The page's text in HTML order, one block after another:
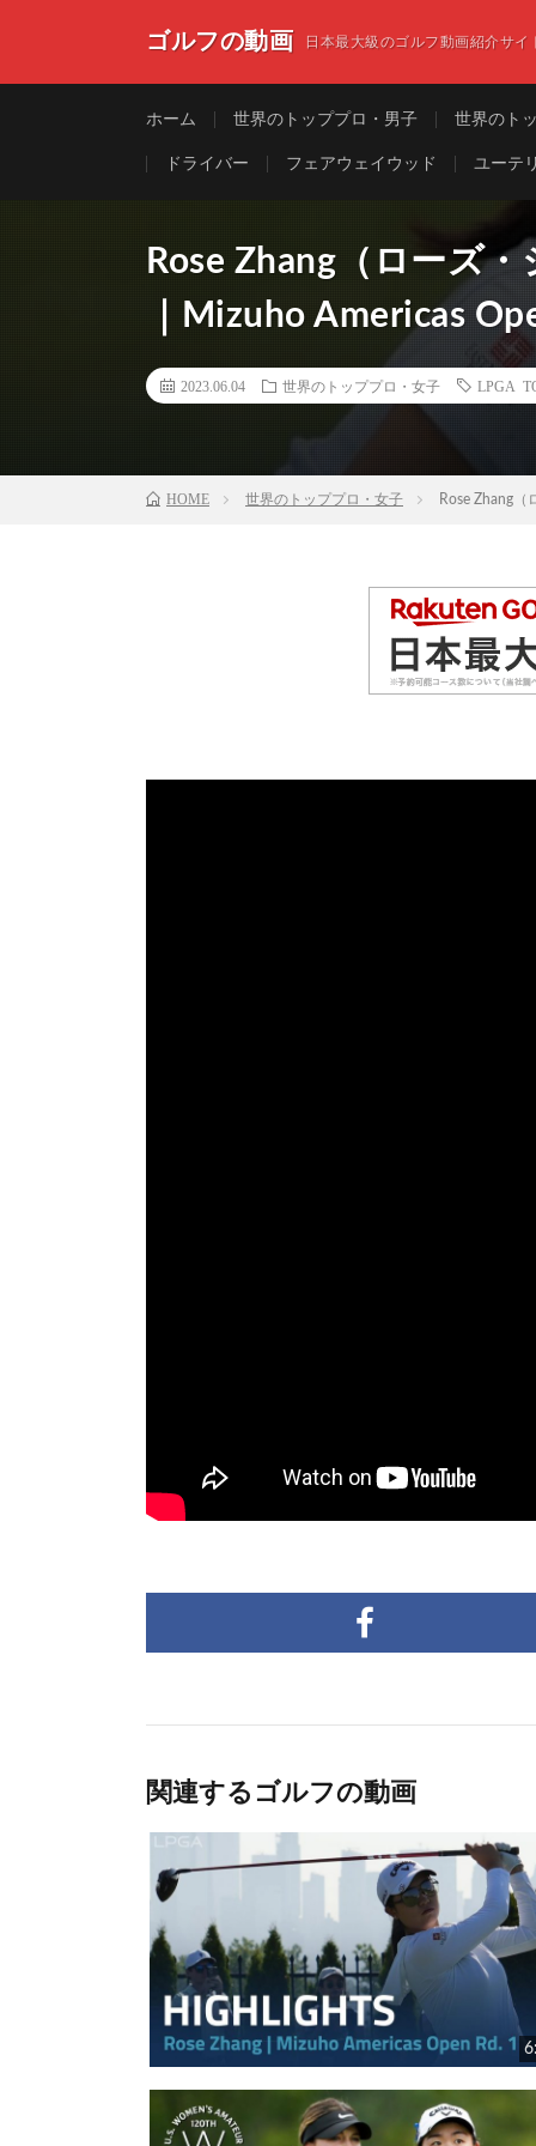
ゴルフの動画 日本最大級のゴルフ動画紹介サイ
ホーム 世界のトッププロ・男子 世界のト
ドライバー フェアウェイウッド ユーテ
Rose Zhang（ローズ
｜Mizuho Americas
2023.06.04 世界のトッププロ・女子 LPGA
HOME 世界のトッププロ・女子 Rose Zhang
関連するゴルフの動画